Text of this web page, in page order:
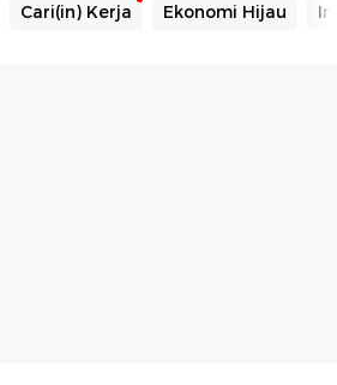
Cari(in) Kerja Ekonomi Hijau